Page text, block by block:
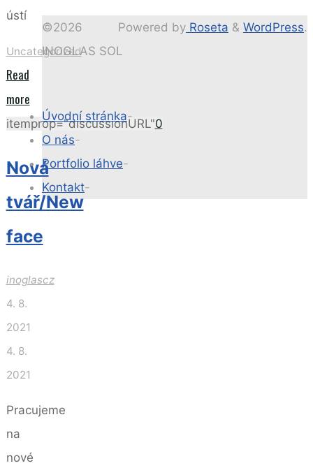
ústí
Uncategorized
Read
more"Rude
kolekce"
itemprop="discussionURL"0
Nová
tvář/New
face
inoglascz
4. 8.
2021
4. 8.
2021
Pracujeme
na
nové
Powered by Roseta & WordPress.
©2026
INOGLAS SOL
Úvodní stránka-
O nás-
Portfolio láhve-
Kontakt-
to